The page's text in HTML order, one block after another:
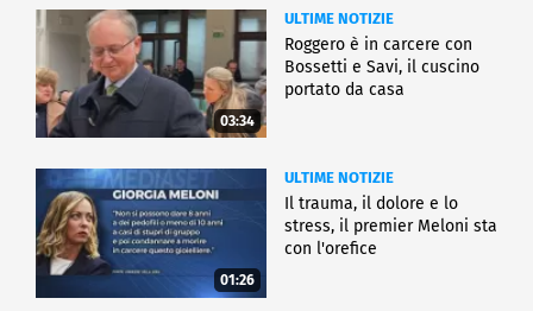
03:34
ULTIME NOTIZIE
Roggero è in carcere con
Bossetti e Savi, il cuscino
portato da casa
01:26
ULTIME NOTIZIE
Il trauma, il dolore e lo
stress, il premier Meloni sta
con l'orefice